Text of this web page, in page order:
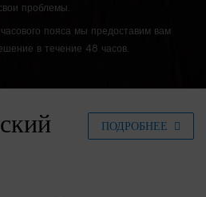
проблемы.
пояса мы предоставим вам
в течение 48 часов.
ПОДРОБНЕЕ